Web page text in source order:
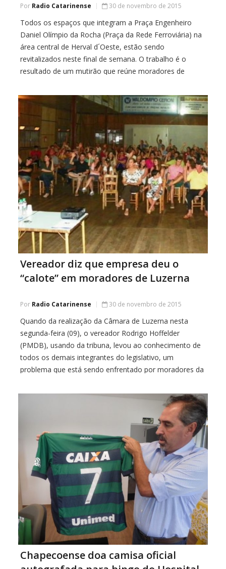
Por Radio Catarinense 30 de novembro de 2015
Todos os espaços que integram a Praça Engenheiro
Daniel Olímpio da Rocha (Praça da Rede Ferroviária) na
área central de Herval d´Oeste, estão sendo
revitalizados neste final de semana. O trabalho é o
resultado de um mutirão que reúne moradores de
Empresa TOS. O prefeito […]
Vereador diz que empresa deu o
“calote” em moradores de Luzerna
Por Radio Catarinense 30 de novembro de 2015
Quando da realização da Câmara de Luzerna nesta
segunda-feira (09), o vereador Rodrigo Hoffelder
(PMDB), usando da tribuna, levou ao conhecimento de
todos os demais integrantes do legislativo, um
problema que está sendo enfrentado por moradores da
administração realizou uma Audiência Pública no mês
Chapecoense doa camisa oficial